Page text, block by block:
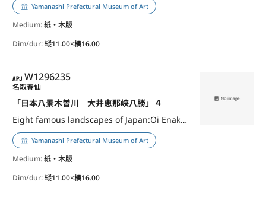
Yamanashi Prefectural Museum of Art
Medium:紙・木版
Dim/dur:縦11.00×横16.00
APJ
W1296235
「日本八景木曽川 大井恵那峡八勝」４
Eight famous landscapes of Japan:Oi Enakyo Hasshoo,4
名取春仙
Yamanashi Prefectural Museum of Art
Medium:紙・木版
Dim/dur:縦11.00×横16.00